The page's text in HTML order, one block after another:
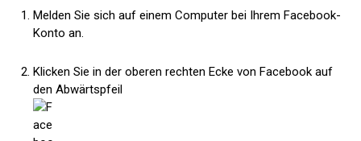
Melden Sie sich auf einem Computer bei Ihrem Facebook-
Konto an.
Klicken Sie in der oberen rechten Ecke von Facebook auf
den Abwärtspfeil